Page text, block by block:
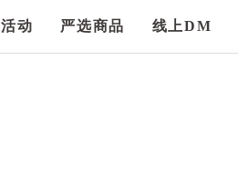
动 严选商品 线上DM